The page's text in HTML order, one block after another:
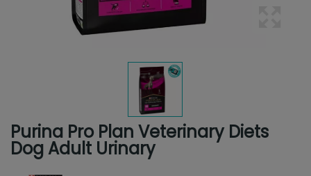
Purina Pro Plan Veterinary Diets
Dog Adult Urinary